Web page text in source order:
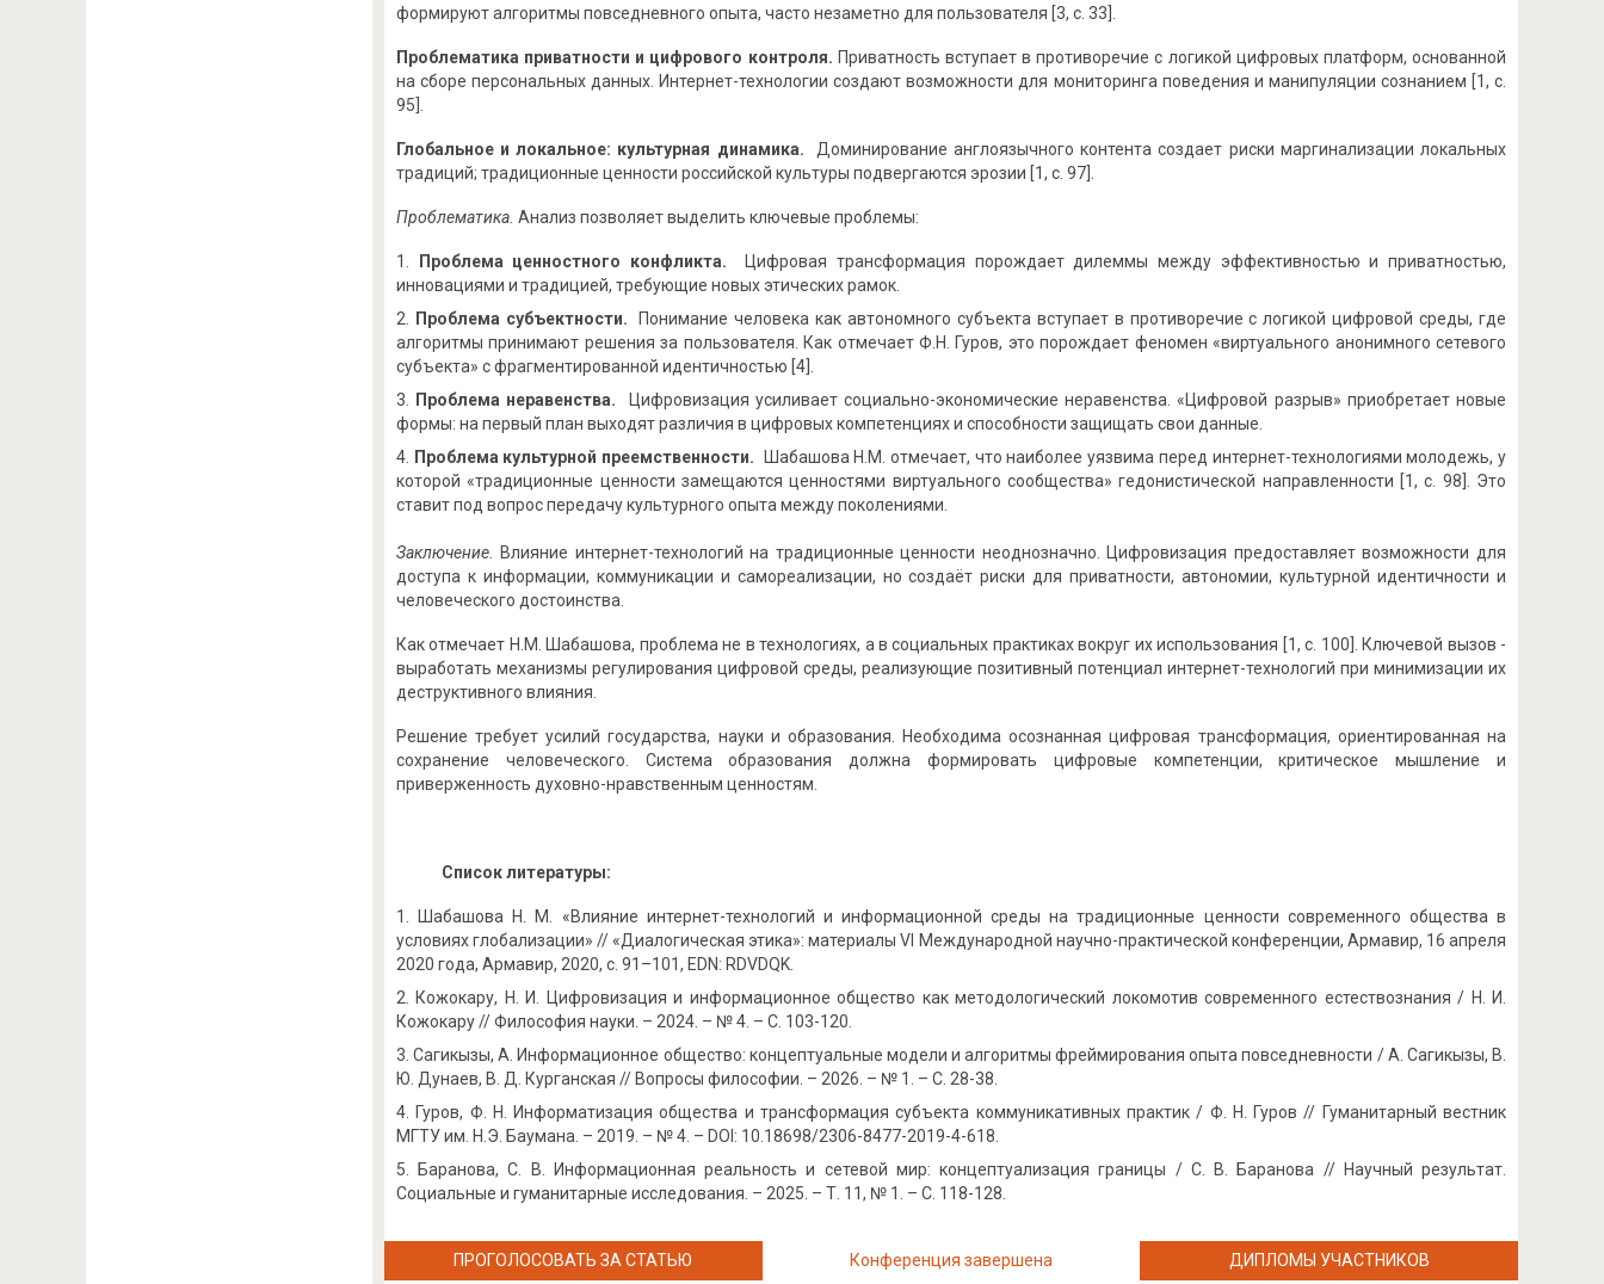
формируют алгоритмы повседневного опыта, часто незаметно для пользователя [3, с. 33].
Проблематика приватности и цифрового контроля. Приватность вступает в противоречие с логикой цифровых платформ, основанной
на сборе персональных данных. Интернет-технологии создают возможности для мониторинга поведения и манипуляции сознанием [1, с.
95].
Глобальное и локальное: культурная динамика. Доминирование англоязычного контента создает риски маргинализации локальных
традиций; традиционные ценности российской культуры подвергаются эрозии [1, с. 97].
Проблематика. Анализ позволяет выделить ключевые проблемы:
Проблема ценностного конфликта. Цифровая трансформация порождает дилеммы между эффективностью и приватностью,
инновациями и традицией, требующие новых этических рамок.
Проблема субъектности. Понимание человека как автономного субъекта вступает в противоречие с логикой цифровой среды, где
алгоритмы принимают решения за пользователя. Как отмечает Ф.Н. Гуров, это порождает феномен «виртуального анонимного сетевого
субъекта» с фрагментированной идентичностью [4].
Проблема неравенства. Цифровизация усиливает социально-экономические неравенства. «Цифровой разрыв» приобретает новые
формы: на первый план выходят различия в цифровых компетенциях и способности защищать свои данные.
Проблема культурной преемственности. Шабашова Н.М. отмечает, что наиболее уязвима перед интернет-технологиями молодежь, у
которой «традиционные ценности замещаются ценностями виртуального сообщества» гедонистической направленности [1, с. 98]. Это
ставит под вопрос передачу культурного опыта между поколениями.
Заключение.
Влияние интернет-технологий на традиционные ценности неоднозначно. Цифровизация предоставляет возможности для
доступа к информации, коммуникации и самореализации, но создаёт риски для приватности, автономии, культурной идентичности и
человеческого достоинства.
Как отмечает Н.М. Шабашова, проблема не в технологиях, а в социальных практиках вокруг их использования [1, с. 100]. Ключевой вызов -
выработать механизмы регулирования цифровой среды, реализующие позитивный потенциал интернет-технологий при минимизации их
деструктивного влияния.
Решение требует усилий государства, науки и образования. Необходима осознанная цифровая трансформация, ориентированная на
сохранение человеческого. Система образования должна формировать цифровые компетенции, критическое мышление и
приверженность духовно-нравственным ценностям.
Список литературы:
Шабашова Н. М. «Влияние интернет-технологий и информационной среды на традиционные ценности современного общества в
условиях глобализации» // «Диалогическая этика»: материалы VI Международной научно-практической конференции, Армавир, 16 апреля
2020 года, Армавир, 2020, с. 91–101, EDN: RDVDQK.
Кожокару, Н. И. Цифровизация и информационное общество как методологический локомотив современного естествознания / Н. И.
Кожокару // Философия науки. – 2024. – № 4. – С. 103-120.
Сагикызы, А. Информационное общество: концептуальные модели и алгоритмы фреймирования опыта повседневности / А. Сагикызы, В.
Ю. Дунаев, В. Д. Курганская // Вопросы философии. – 2026. – № 1. – С. 28-38.
Гуров, Ф. Н. Информатизация общества и трансформация субъекта коммуникативных практик / Ф. Н. Гуров // Гуманитарный вестник
МГТУ им. Н.Э. Баумана. – 2019. – № 4. – DOI: 10.18698/2306-8477-2019-4-618.
Баранова, С. В. Информационная реальность и сетевой мир: концептуализация границы / С. В. Баранова // Научный результат.
Социальные и гуманитарные исследования. – 2025. – Т. 11, № 1. – С. 118-128.
ПРОГОЛОСОВАТЬ ЗА СТАТЬЮ Конференция завершена ДИПЛОМЫ УЧАСТНИКОВ